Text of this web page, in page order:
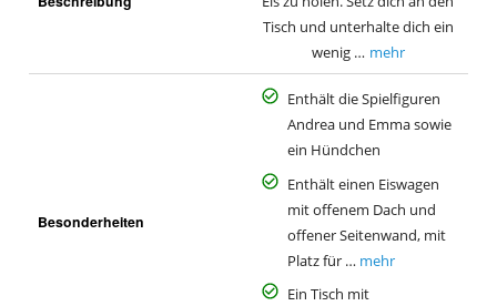
Tisch und unterhalte dich ein
wenig … mehr
Besonderheiten
Enthält die Spielfiguren
Andrea und Emma sowie
ein Hündchen
Enthält einen Eiswagen
mit offenem Dach und
offener Seitenwand, mit
Platz für … mehr
Ein Tisch mit